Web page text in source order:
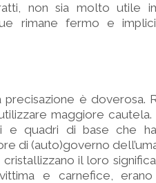
non sia molto utile
rimane fermo e
precisazione è doverosa.
maggiore
e quadri di base che
di (auto)governo
il loro
e carnefice,